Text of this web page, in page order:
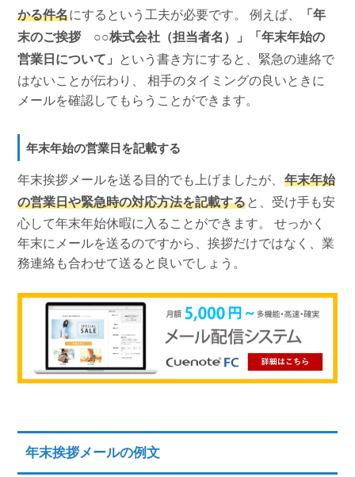
かる件名にするという工夫が必要です。 例えば、
「年
末のご挨拶 ○○株式会社（担当者名）」「年末年始の
営業日について」 という書き方にすると、緊急の連絡で
はないことが伝わり、 相手のタイミングの良いときに
メールを確認してもらうことができます。
年末年始の営業日を記載する
年末挨拶メールを送る目的でも上げましたが、 年末年始
の営業日や緊急時の対応方法を記載すると、受け手も安
心して年末年始休暇に入ることができます。 せっかく
年末にメールを送るのですから、挨拶だけではなく、業
務連絡も合わせて送ると良いでしょう。
年末挨拶メールの例文